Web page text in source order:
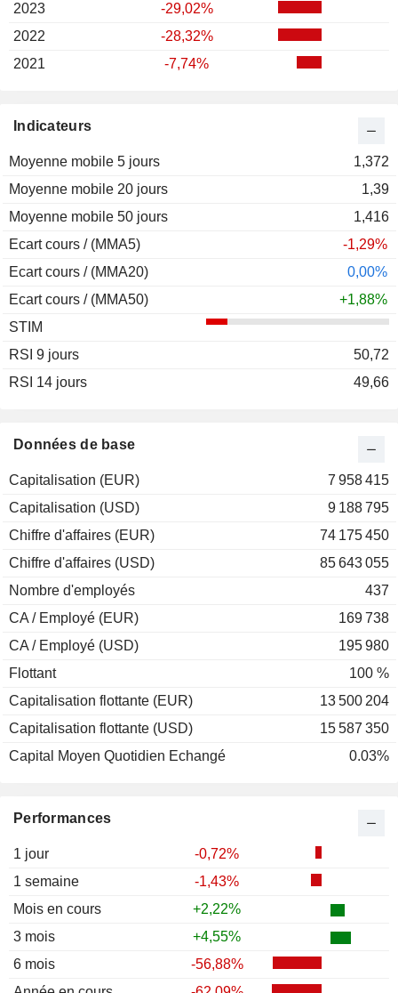
Performances
1 jour
-0,72%
1 semaine
-1,43%
Mois en cours
+2,22%
3 mois
+4,55%
6 mois
-56,88%
Données de base
Capitalisation (EUR)
7 958 415
Capitalisation (USD)
9 188 795
Chiffre d'affaires (EUR)
74 175 450
Chiffre d'affaires (USD)
85 643 055
Nombre d'employés
437
CA / Employé (EUR)
169 738
CA / Employé (USD)
195 980
Flottant
100 %
Capitalisation flottante (EUR)
13 500 204
Capitalisation flottante (USD)
15 587 350
Capital Moyen Quotidien Echangé
0.03%
Indicateurs
Moyenne mobile 5 jours
1,372
Moyenne mobile 20 jours
1,39
Moyenne mobile 50 jours
1,416
Ecart cours / (MMA5)
-1,29%
Ecart cours / (MMA20)
0,00%
Ecart cours / (MMA50)
+1,88%
STIM
RSI 9 jours
50,72
RSI 14 jours
49,66
2023
-29,02%
2022
-28,32%
2021
-7,74%